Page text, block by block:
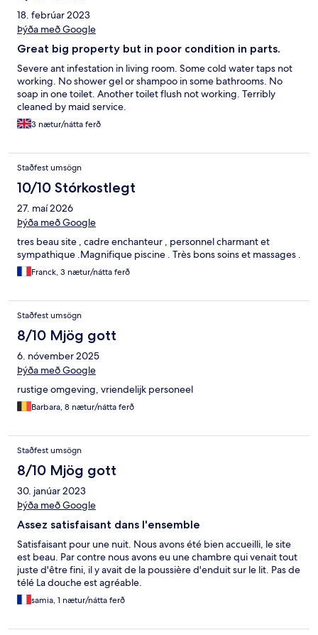
18. febrúar 2023
Þýða með Google
Great big property but in poor condition in parts.
Severe ant infestation in living room. Some cold water taps not
working. No shower gel or shampoo in some bathrooms. No
soap in one toilet. Another toilet flush not working. Terribly
cleaned by maid service.
3 nætur/nátta ferð
Staðfest umsögn
10/10 Stórkostlegt
27. maí 2026
Þýða með Google
tres beau site , cadre enchanteur , personnel charmant et
sympathique .Magnifique piscine . Très bons soins et massages .
Franck, 3 nætur/nátta ferð
Staðfest umsögn
8/10 Mjög gott
6. nóvember 2025
Þýða með Google
rustige omgeving, vriendelijk personeel
Barbara, 8 nætur/nátta ferð
Staðfest umsögn
8/10 Mjög gott
30. janúar 2023
Þýða með Google
Assez satisfaisant dans l'ensemble
Satisfaisant pour une nuit. Nous avons été bien accueilli, le site
est beau. Par contre nous avons eu une chambre qui venait tout
juste d'être fini, il y avait de la poussière d'enduit sur le lit. Pas de
télé La douche est agréable.
samia, 1 nætur/nátta ferð